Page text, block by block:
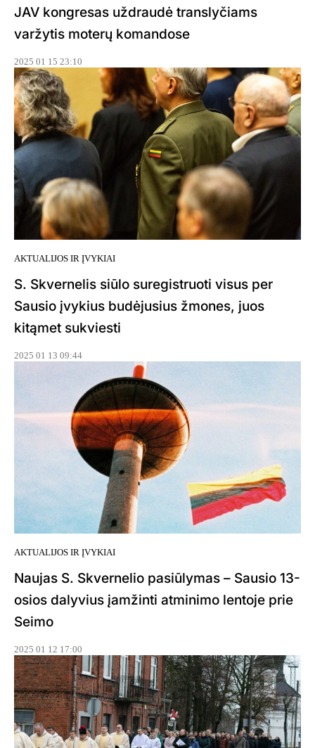
JAV kongresas uždraudė translyčiams
varžytis moterų komandose
2025 01 15 23:10
AKTUALIJOS IR ĮVYKIAI
S. Skvernelis siūlo suregistruoti visus per
Sausio įvykius budėjusius žmones, juos
kitąmet sukviesti
2025 01 13 09:44
AKTUALIJOS IR ĮVYKIAI
Naujas S. Skvernelio pasiūlymas – Sausio 13-
osios dalyvius įamžinti atminimo lentoje prie
Seimo
2025 01 12 17:00